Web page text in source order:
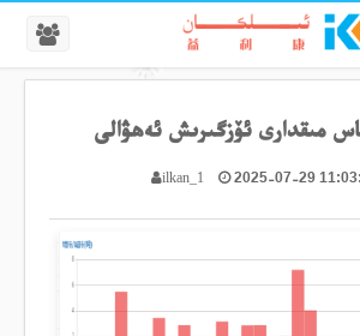
مىقدارى ئۆزگىرىش ئەھۋالى
ilkan_1 2025-07-29